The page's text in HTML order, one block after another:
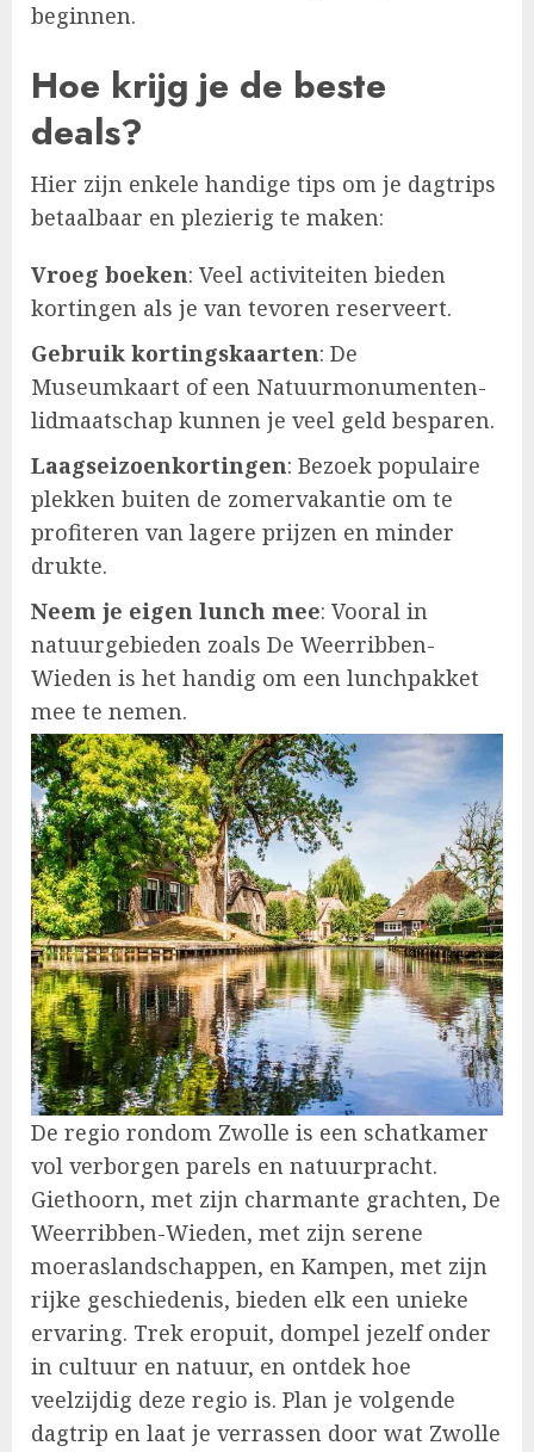
beginnen.
Hoe krijg je de beste
deals?
Hier zijn enkele handige tips om je dagtrips
betaalbaar en plezierig te maken:
Vroeg boeken: Veel activiteiten bieden
kortingen als je van tevoren reserveert.
Gebruik kortingskaarten: De
Museumkaart of een Natuurmonumenten-
lidmaatschap kunnen je veel geld besparen.
Laagseizoenkortingen: Bezoek populaire
plekken buiten de zomervakantie om te
profiteren van lagere prijzen en minder
drukte.
Neem je eigen lunch mee: Vooral in
natuurgebieden zoals De Weerribben-
Wieden is het handig om een lunchpakket
mee te nemen.
De regio rondom Zwolle is een schatkamer
vol verborgen parels en natuurpracht.
Giethoorn, met zijn charmante grachten, De
Weerribben-Wieden, met zijn serene
moeraslandschappen, en Kampen, met zijn
rijke geschiedenis, bieden elk een unieke
ervaring. Trek eropuit, dompel jezelf onder
in cultuur en natuur, en ontdek hoe
veelzijdig deze regio is. Plan je volgende
dagtrip en laat je verrassen door wat Zwolle